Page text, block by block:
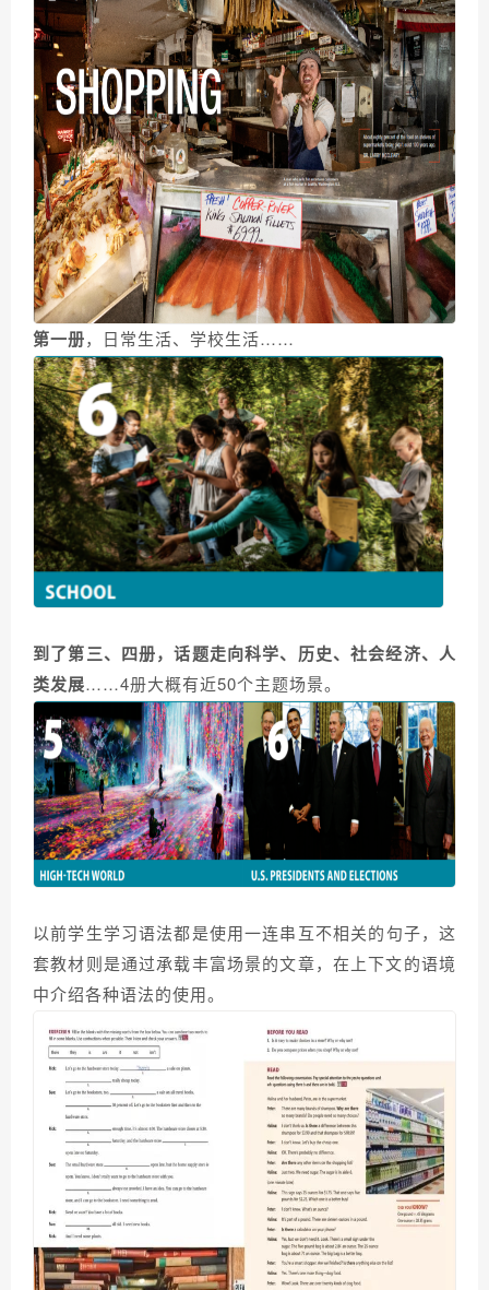
第一册，日常生活、学校生活……
到了第三、四册，话题走向科学、历史、社会经济、人
类发展……4册大概有近50个主题场景。
以前学生学习语法都是使用一连串互不相关的句子，这
套教材则是通过承载丰富场景的文章，在上下文的语境
中介绍各种语法的使用。